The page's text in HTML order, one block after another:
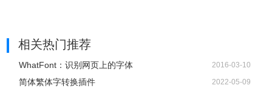
相关热门推荐
WhatFont：识别网页上的字体 2016-03-10
简体繁体字转换插件 2022-05-09